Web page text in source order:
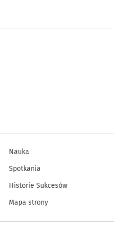
Nauka
Spotkania
Historie Sukcesów
Mapa strony